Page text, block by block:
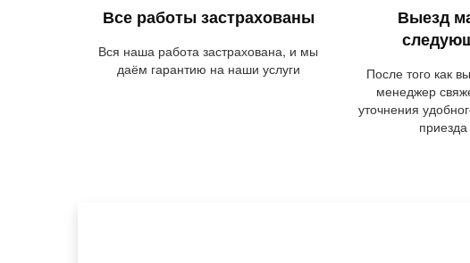
Все работы застрахованы
Вся наша работа застрахована, и мы
даём гарантию на наши услуги
Выезд
После того как
менеджер
уточнения